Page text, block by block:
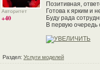
Авторитет
+40
Позитивная,
Готова к ярким и
Буду рада
В первую очередь
Раздел: Услуги моделей